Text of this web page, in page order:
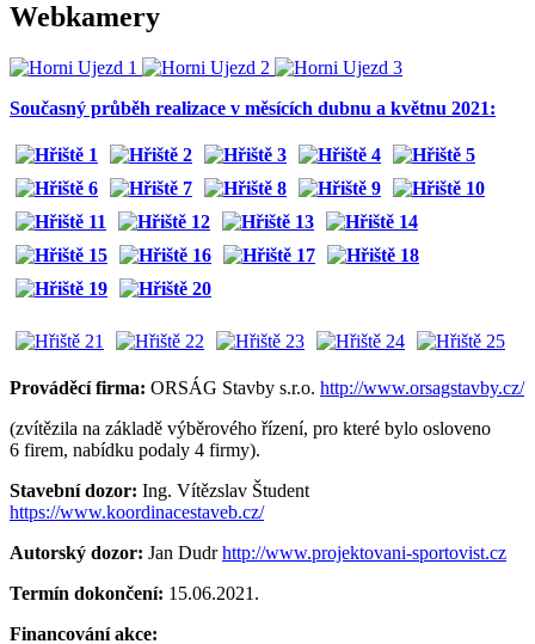
Webkamery
Současný průběh realizace v měsících dubnu a květnu 2021:
Prováděcí firma: ORSÁG Stavby s.r.o. http://www.orsagstavby.cz/
(zvítězila na základě výběrového řízení, pro které bylo osloveno
6 firem, nabídku podaly 4 firmy).
Stavební dozor: Ing. Vítězslav Študent
https://www.koordinacestaveb.cz/
Autorský dozor: Jan Dudrhttp://www.projektovani-sportovist.cz
Termín dokončení: 15.06.2021.
Financování akce: